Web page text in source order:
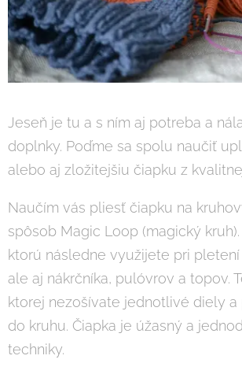
Jeseň je tu a s ním aj potreba a
doplnky. Poďme sa spolu naučiť
alebo aj zložitejšiu čiapku z
Naučím vás pliesť čiapku na
spôsob Magic Loop (magický kruh).
ktorú následne využijete pri
ale aj nákrčníka, pulóvrov a topov.
ktorej nezošívate jednotlivé diely
do kruhu. Čiapka je úžasný a
techniky.